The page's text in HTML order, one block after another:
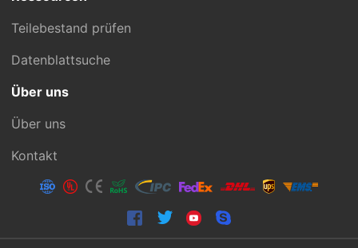
Teilebestand prüfen
Datenblattsuche
Über uns
Über uns
Kontakt